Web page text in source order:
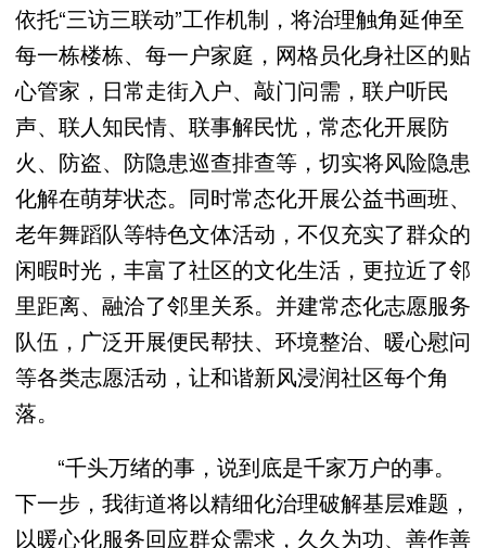
依托“三访三联动”工作机制，将治理触角延伸至
每一栋楼栋、每一户家庭，网格员化身社区的贴
心管家，日常走街入户、敲门问需，联户听民
声、联人知民情、联事解民忧，常态化开展防
火、防盗、防隐患巡查排查等，切实将风险隐患
化解在萌芽状态。同时常态化开展公益书画班、
老年舞蹈队等特色文体活动，不仅充实了群众的
闲暇时光，丰富了社区的文化生活，更拉近了邻
里距离、融洽了邻里关系。并建常态化志愿服务
队伍，广泛开展便民帮扶、环境整治、暖心慰问
等各类志愿活动，让和谐新风浸润社区每个角
落。
“千头万绪的事，说到底是千家万户的事。
下一步，我街道将以精细化治理破解基层难题，
以暖心化服务回应群众需求，久久为功、善作善